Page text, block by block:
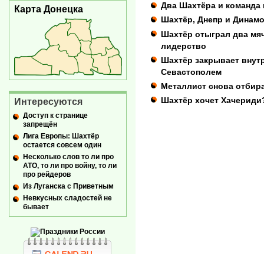
Два Шахтёра и команда
Шахтёр, Днепр и
Шахтёр отыграл два
лидерство
Шахтёр закрывает
Севастополем
Металлист снова
Шахтёр хочет
Карта Донецка
Интересуются
Доступ к странице
запрещён
Лига Европы: Шахтёр
остается совсем один
Несколько слов то ли про
АТО, то ли про войну, то ли
про рейдеров
Из Луганска с Приветным
Невкусных сладостей не
бывает